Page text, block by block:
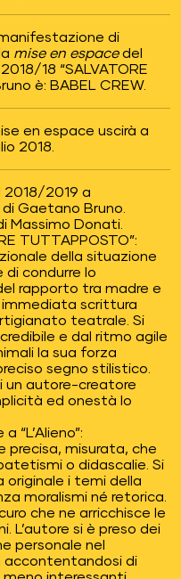
di
mise en espacedel
18 “SALVATORE
è: BABEL CREW.
en espace uscirà a
2018.
2018/2019 a
di Gaetano Bruno.
Massimo Donati.
TUTTAPPOSTO”:
della situazione
condurre lo
rapporto tra madre e
immediata scrittura
teatrale. Si
e dal ritmo agile
la sua forza
segno stilistico.
un autore-creatore
ed onestà lo
“L’Alieno”:
precisa, misurata, che
o didascalie. Si
i temi della
moralismi né retorica.
che ne arricchisce le
L’autore si è preso dei
personale nel
accontentandosi di